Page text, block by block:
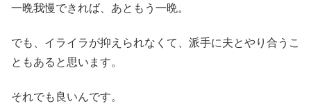
一晩我慢できれば、あともう一晩。
でも、イライラが抑えられなくて、派手に夫とやり合うこ
ともあると思います。
それでも良いんです。